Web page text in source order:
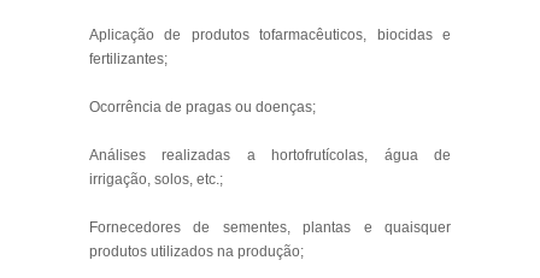
Aplicação de produtos tofarmacêuticos, biocidas e
fertilizantes;
Ocorrência de pragas ou doenças;
Análises realizadas a hortofrutícolas, água de
irrigação, solos, etc.;
Fornecedores de sementes, plantas e quaisquer
produtos utilizados na produção;